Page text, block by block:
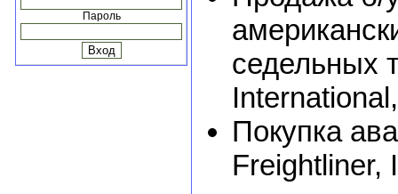
Пароль
седельных
Покупка
Freightliner,